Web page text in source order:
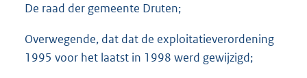
De raad der gemeente Druten;
Overwegende, dat dat de exploitatieverordening
1995 voor het laatst in 1998 werd gewijzigd;